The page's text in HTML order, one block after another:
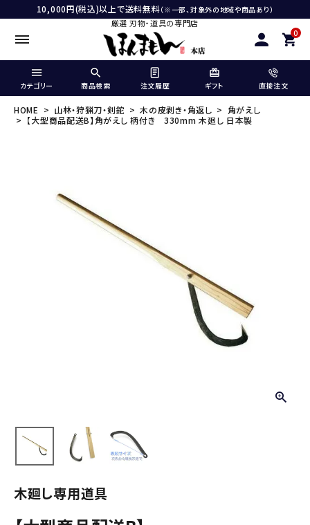
10,000円(税込)以上で送料無料（※一部、対象外の地域や商品あり）
厳選 刃物・道具の専門店
0
カテゴリー 商品検索 注文履歴 ギフト 直接注文
HOME 山林・狩猟刀・剣鉈 木の皮剥き・角返し
角がえし
【大型商品配送B】角がえし 柄付き 330mm 木廻し 日本製
木廻し専用道具